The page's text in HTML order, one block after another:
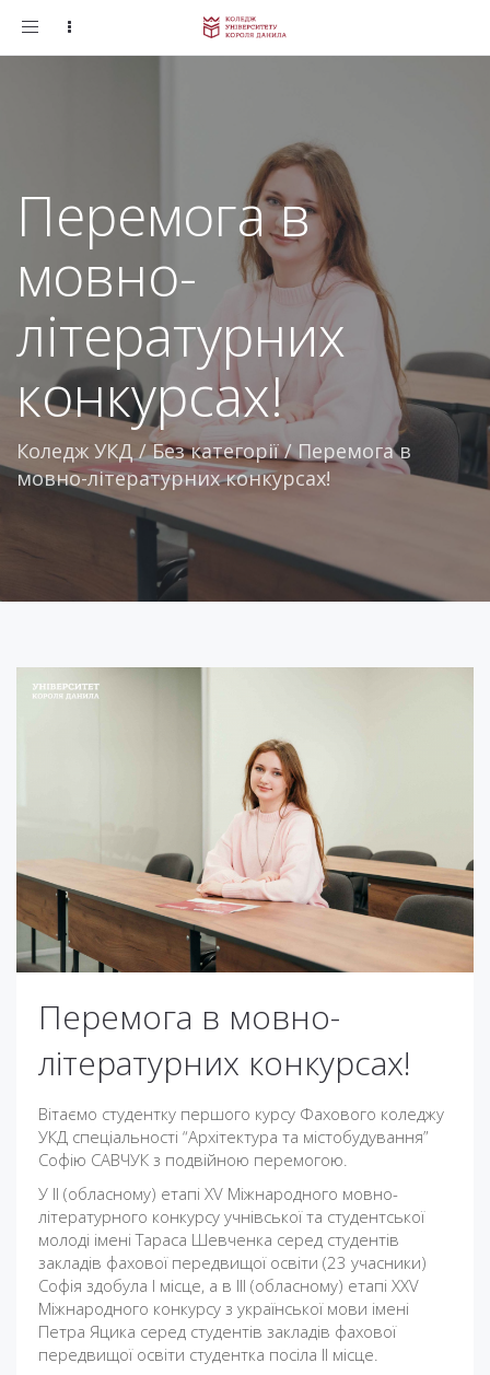
Toggle
Перемога в
мовно-
літературних
конкурсах!
Коледж УКД /Без категорії/Перемога в
мовно-літературних конкурсах!
Перемога в мовно-
літературних конкурсах!
Вітаємо студентку першого курсу Фахового коледжу
УКД спеціальності “Архітектура та містобудування”
Софію САВЧУК з подвійною перемогою.
У ІІ (обласному) етапі XV Міжнародного мовно-
літературного конкурсу учнівської та студентської
молоді імені Тараса Шевченка серед студентів
закладів фахової передвищої освіти (23 учасники)
Софія здобула І місце, а в ІІІ (обласному) етапі ХXV
Міжнародного конкурсу з української мови імені
Петра Яцика серед студентів закладів фахової
передвищої освіти студентка посіла ІІ місце.